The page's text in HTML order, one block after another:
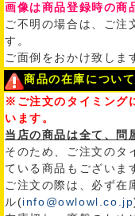
画像は商品登録時の商
ご不明の場合は、ご注
す。
ご面倒をおかけ致しま
商品の在庫について
※ご注文のタイミング
います。
当店の商品は全て、問
そのため、ご注文のタ
ている商品もございま
ご注文の際は、必ず
ル(info@owlowl.co.jp